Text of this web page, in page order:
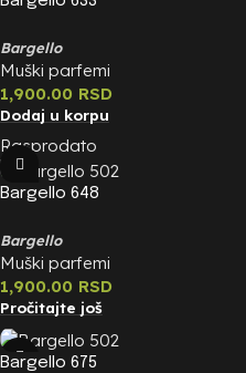
Bargello
Muški parfemi
1,900.00 RSD
Dodaj u korpu
Rasprodato
Bargello 648
Bargello
Muški parfemi
1,900.00 RSD
Pročitajte još
Bargello 675